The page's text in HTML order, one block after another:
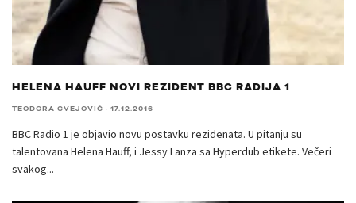
HELENA HAUFF NOVI REZIDENT BBC RADIJA 1
TEODORA CVEJOVIĆ · 17.12.2016
BBC Radio 1 je objavio novu postavku rezidenata. U pitanju su
talentovana Helena Hauff, i Jessy Lanza sa Hyperdub etikete. Večeri
svakog...